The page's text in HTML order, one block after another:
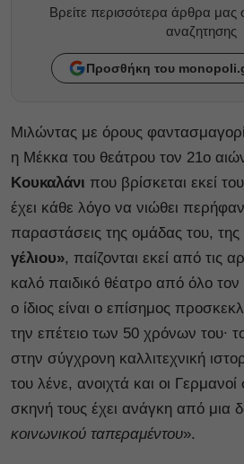
Βρείτε περισσότερα άρθρα μας
αναζητησης
Προσθήκη του
Μιλώντας με όρους
η Μέκκα του θεάτρου τον 21ο
Κουκαλάνι που βρίσκεται εκεί
έχει κάθε λόγο να νιώθει
παραστάσεις της ομάδας του, της
γέλιου», παίζονται εκεί από τις
καλό παιδικό θέατρο από όλο τον
ο ίδιος είναι ο επίσημος
την επέτειο των 50 χρόνων του∙
στην σύγχρονη καλλιτεχνική
του λένε, ανοιχτά και οι
σκηνή τους έχει ανάγκη από μια
κοινωνικού ταπεραμέντου».